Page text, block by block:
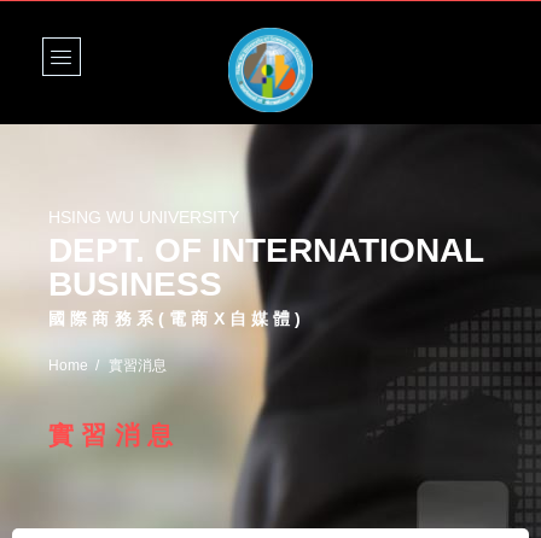
HSING WU UNIVERSITY
DEPT. OF INTERNATIONAL
BUSINESS
國際商務系(電商X自媒體)
Home 實習消息
實習消息